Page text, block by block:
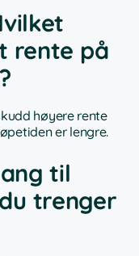
rente på
høyere rente
er lengre.
til
trenger